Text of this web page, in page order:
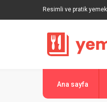
Resimli ve pratik
Ana sayfa